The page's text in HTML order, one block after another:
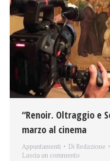
“Renoir. Oltraggio e
marzo al cinema
Appuntamenti Di Redazione
Lascia un commento